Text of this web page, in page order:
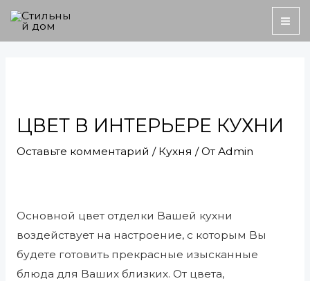
Перейти
ЦВЕТ В ИНТЕРЬЕРЕ КУХНИ
Оставьте комментарий / Кухня / От Admin
Основной цвет отделки Вашей кухни
воздействует на настроение, с которым Вы
будете готовить прекрасные изысканные
блюда для Ваших близких. От цвета,